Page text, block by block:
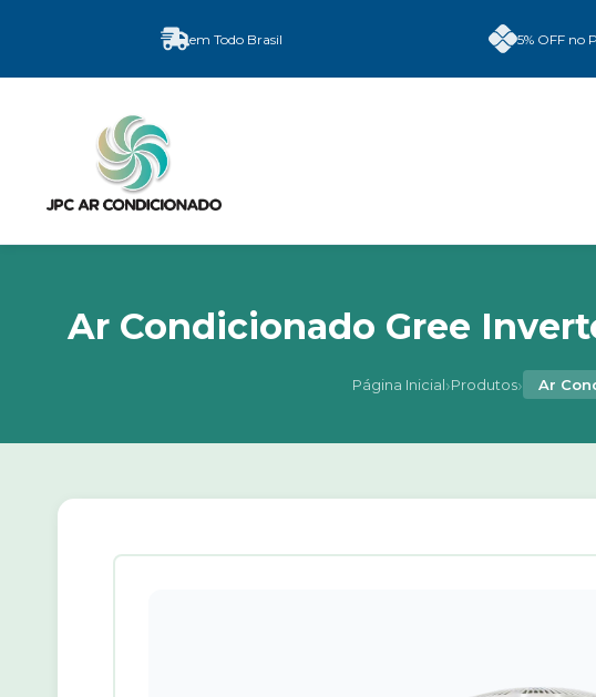
em Todo Brasil 5% OFF no
Ar Condicionado Gree
Página Inicial›Produtos› Ar